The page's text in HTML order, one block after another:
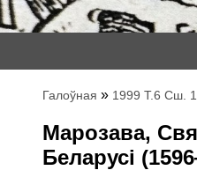
Галоўная » 1999 Т.6 Сш.
Марозава,
Беларусі